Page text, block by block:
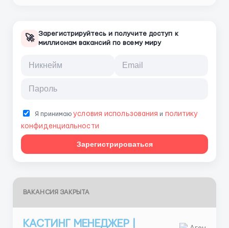
🚀 Зарегистрируйтесь и получите доступ к
миллионам вакансий по всему миру
Я принимаюусловия использования и политику
конфиденциальности
Зарегистрироваться
ВАКАНСИЯ ЗАКРЫТА
КАСТИНГ МЕНЕДЖЕР |